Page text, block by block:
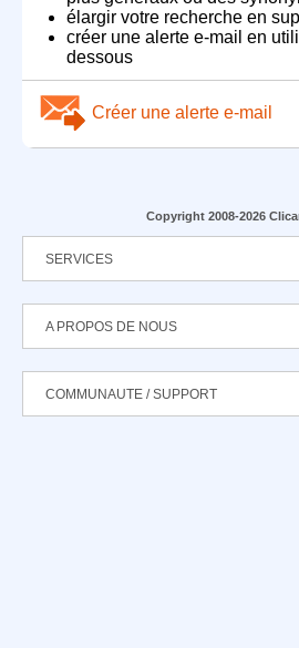
élargir votre recherche en
créer une alerte e-mail en
dessous
Créer une alerte e-mail
Copyright 2008-2026
SERVICES
A PROPOS DE NOUS
COMMUNAUTE / SUPPORT